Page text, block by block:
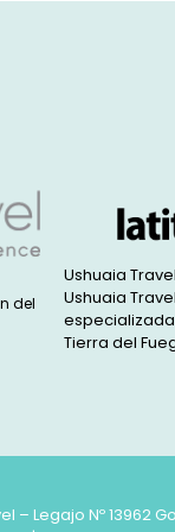
del
Ushuaia
Ushuaia
especializada
Tierra del
– Legajo Nº 13962